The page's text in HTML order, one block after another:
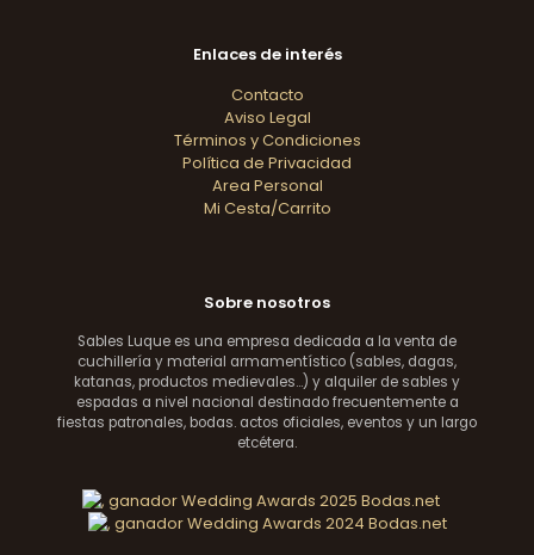
Enlaces de interés
Contacto
Aviso Legal
Términos y Condiciones
Política de Privacidad
Area Personal
Mi Cesta/Carrito
Sobre nosotros
Sables Luque es una empresa dedicada a la venta de
cuchillería y material armamentístico (sables, dagas,
katanas, productos medievales...) y alquiler de sables y
espadas a nivel nacional destinado frecuentemente a
fiestas patronales, bodas. actos oficiales, eventos y un largo
etcétera.